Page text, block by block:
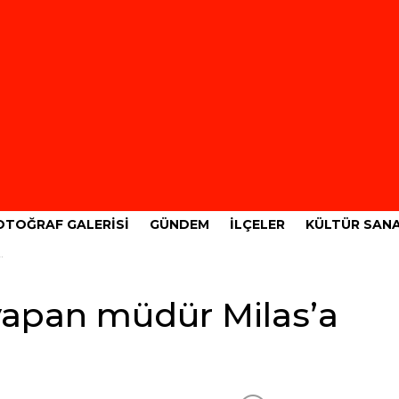
GALERISI GÜNDEM İLÇELER KÜLTÜR
müdür Milas’a